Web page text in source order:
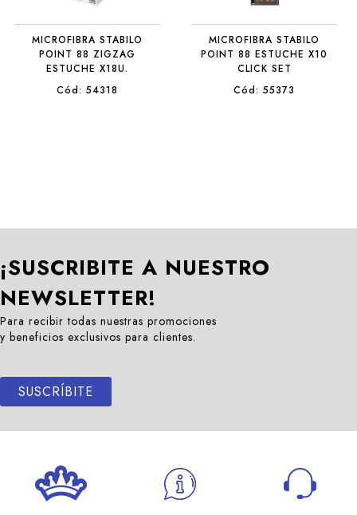
MICROFIBRA STABILO
POINT 88 ZIGZAG
ESTUCHE X18U.
Cód: 54318
MICROFIBRA STABILO
POINT 88 ESTUCHE X10
CLICK SET
Cód: 55373
¡SUSCRIBITE A NUESTRO
NEWSLETTER!
Para recibir todas nuestras promociones
y beneficios exclusivos para clientes.
SUSCRÍBITE